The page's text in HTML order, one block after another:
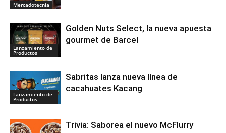
Mercadotecnia
Lanzamiento de
Productos
Golden Nuts Select, la nueva apuesta
gourmet de Barcel
Lanzamiento de
Productos
Sabritas lanza nueva línea de
cacahuates Kacang
Trivia: Saborea el nuevo McFlurry